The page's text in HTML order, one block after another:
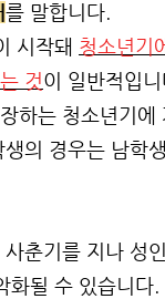
를 말합니다.
시작돼 청소년기
것이 일반적입
하는 청소년기
의 경우는 남학
춘기를 지나 성
화될 수 있습니다.